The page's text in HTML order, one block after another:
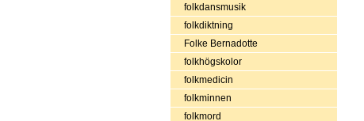
folkdansmusik
folkdiktning
Folke Bernadotte
folkhögskolor
folkmedicin
folkminnen
folkmord